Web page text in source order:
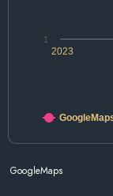
2023
1
GoogleMaps